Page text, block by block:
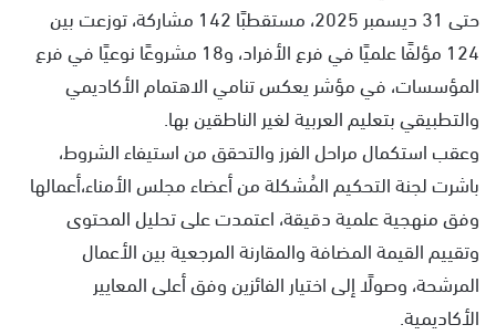
حتى 31 ديسمبر 2025، مستقطبًا 142 مشاركة، توزعت بين
124 مؤلفًا علميًا في فرع الأفراد، و18 مشروعًا نوعيًا في فرع
المؤسسات، في مؤشر يعكس تنامي الاهتمام الأكاديمي
والتطبيقي بتعليم العربية لغير الناطقين بها.
وعقب استكمال مراحل الفرز والتحقق من استيفاء الشروط،
باشرت لجنة التحكيم المُشكلة من أعضاء مجلس الأمناء،أعمالها
وفق منهجية علمية دقيقة، اعتمدت على تحليل المحتوى
وتقييم القيمة المضافة والمقارنة المرجعية بين الأعمال
المرشحة، وصولًا إلى اختيار الفائزين وفق أعلى المعايير
الأكاديمية.